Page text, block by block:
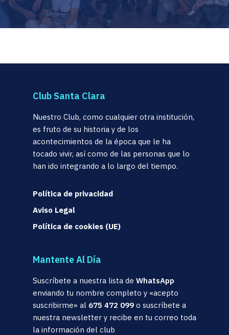
Club Santa Clara
Nuestro Club, como cualquier otra institución,
es fruto de su historia y de los
acontecimientos de la época que le ha
tocado vivir, así como de las personas que lo
han ido integrando a lo largo del tiempo.
Política de privacidad
Aviso Legal
Política de cookies (UE)
Mantente Al Día
Suscríbete a nuestra lista de WhatsApp
enviando tu nombre completo y «acepto
suscribirme» al 675 472 099 o suscríbete a
nuestra newsletter y recibe en tu correo toda
la información del club